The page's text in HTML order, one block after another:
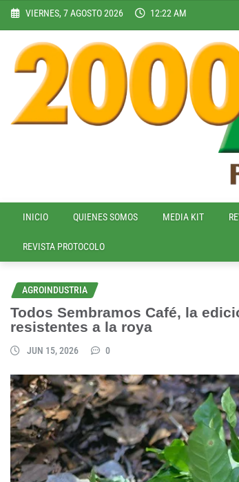
Skip
content
VIERNES, 7 AGOSTO 2026 12:22 AM
INICIO QUIENES SOMOS MEDIA KIT
REVISTA PROTOCOLO
AGROINDUSTRIA
Todos Sembramos Café, la
resistentes a la roya
JUN 15, 2026 0